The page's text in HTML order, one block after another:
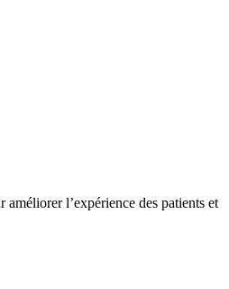
l’expérience des patients et